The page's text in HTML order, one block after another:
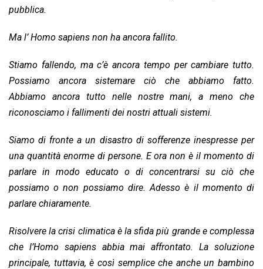
pubblica.
Ma l’ Homo sapiens non ha ancora fallito.
Stiamo fallendo, ma c’è ancora tempo per cambiare tutto.
Possiamo ancora sistemare ciò che abbiamo fatto.
Abbiamo ancora tutto nelle nostre mani, a meno che
riconosciamo i fallimenti dei nostri attuali sistemi.
Siamo di fronte a un disastro di sofferenze inespresse per
una quantità enorme di persone. E ora non è il momento di
parlare in modo educato o di concentrarsi su ciò che
possiamo o non possiamo dire. Adesso è il momento di
parlare chiaramente.
Risolvere la crisi climatica è la sfida più grande e complessa
che l’Homo sapiens abbia mai affrontato. La soluzione
principale, tuttavia, è così semplice che anche un bambino